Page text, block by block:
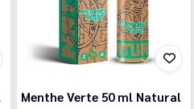
Menthe Verte 50 ml Natural